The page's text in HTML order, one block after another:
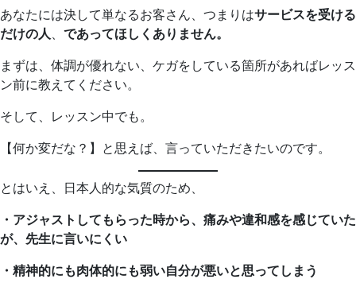
あなたには決して単なるお客さん、つまりはサービスを受ける
だけの人、 であってほしくありません。
まずは、体調が優れない、ケガをしている箇所があればレッス
ン前に教えてください。
そして、レッスン中でも。
【何か変だな？】と思えば、言っていただきたいのです。
とはいえ、日本人的な気質のため、
・アジャストしてもらった時から、痛みや違和感を感じていた
が、先生に言いにくい
・精神的にも肉体的にも弱い自分が悪いと思ってしまう